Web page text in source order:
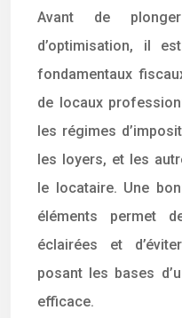
Avant de
d’optimisation, il
fondamentaux
de locaux
les régimes
les loyers, et les
le locataire. Une
éléments permet
éclairées et
posant les bases
efficace.